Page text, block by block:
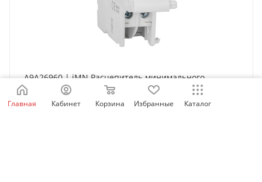
A9A26960 | iMN Расцепитель минимального
напряжения 220...240В AC, Schneider Electric
Нет в наличии
Главная Кабинет Корзина Избранные Каталог